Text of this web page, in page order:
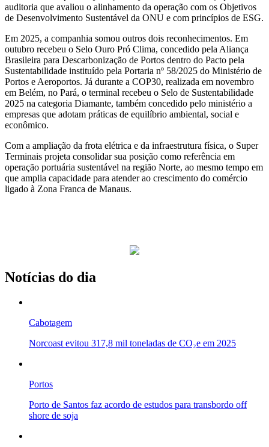
auditoria que avaliou o alinhamento da operação com os Objetivos
de Desenvolvimento Sustentável da ONU e com princípios de ESG.
Em 2025, a companhia somou outros dois reconhecimentos. Em
outubro recebeu o Selo Ouro Pró Clima, concedido pela Aliança
Brasileira para Descarbonização de Portos dentro do Pacto pela
Sustentabilidade instituído pela Portaria nº 58/2025 do Ministério de
Portos e Aeroportos. Já durante a COP30, realizada em novembro
em Belém, no Pará, o terminal recebeu o Selo de Sustentabilidade
2025 na categoria Diamante, também concedido pelo ministério a
empresas que adotam práticas de equilíbrio ambiental, social e
econômico.
Com a ampliação da frota elétrica e da infraestrutura física, o Super
Terminais projeta consolidar sua posição como referência em
operação portuária sustentável na região Norte, ao mesmo tempo em
que amplia capacidade para atender ao crescimento do comércio
ligado à Zona Franca de Manaus.
Notícias do dia
Cabotagem
Norcoast evitou 317,8 mil toneladas de CO₂e em 2025
Portos
Porto de Santos faz acordo de estudos para transbordo off
shore de soja